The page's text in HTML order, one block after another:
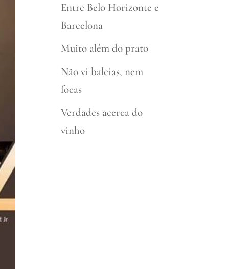
Entre Belo Horizonte e
Barcelona
Muito além do prato
Não vi baleias, nem
focas
Verdades acerca do
vinho